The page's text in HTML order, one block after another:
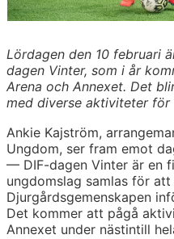
Lördagen den 10 februari
dagen Vinter, som i år
Arena och Annexet. Det
med diverse aktiviteter för
Ankie Kajström,
Ungdom, ser fram emot
— DIF-dagen Vinter är en
ungdomslag samlas för att
Djurgårdsgemenskapen
Det kommer att pågå
Annexet under nästintill